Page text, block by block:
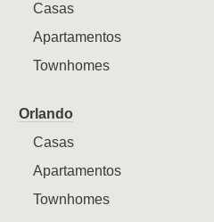
Casas
Apartamentos
Townhomes
Orlando
Casas
Apartamentos
Townhomes